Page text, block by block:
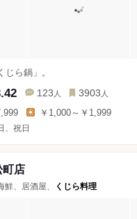
ら鍋」。
123 人 3903 人
￥1,000～￥1,999
、祝日
町店
、居酒屋、 くじら料理